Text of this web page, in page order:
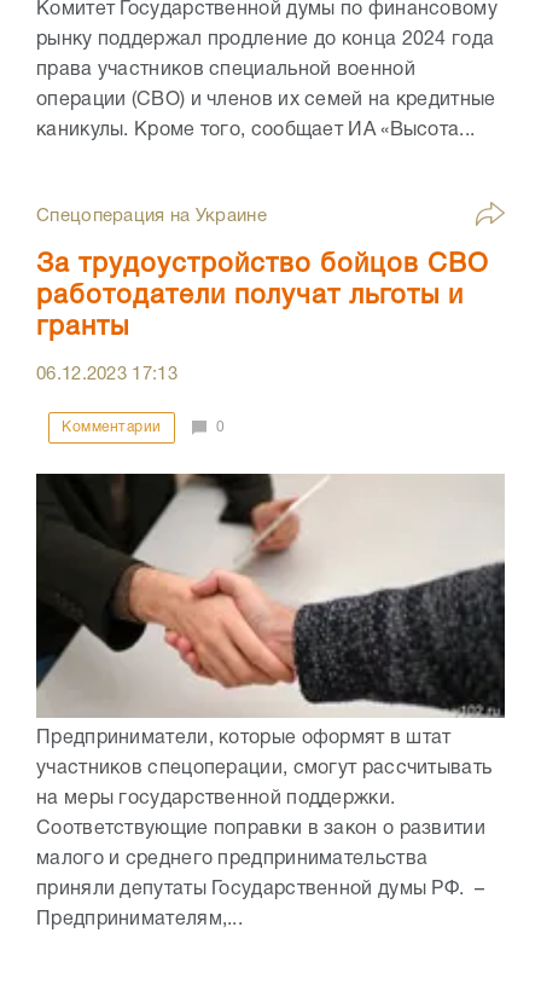
Комитет Государственной думы по финансовому
рынку поддержал продление до конца 2024 года
права участников специальной военной
операции (СВО) и членов их семей на кредитные
каникулы. Кроме того, сообщает ИА «Высота...
Спецоперация на Украине
За трудоустройство бойцов СВО
работодатели получат льготы и
гранты
06.12.2023 17:13
Комментарии 0
Предприниматели, которые оформят в штат
участников спецоперации, смогут рассчитывать
на меры государственной поддержки.
Соответствующие поправки в закон о развитии
малого и среднего предпринимательства
приняли депутаты Государственной думы РФ. –
Предпринимателям,...